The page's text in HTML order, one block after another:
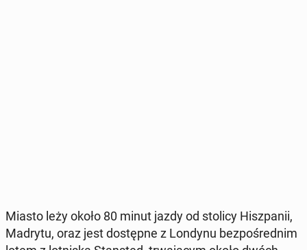
Miasto leży około 80 minut jazdy od stolicy Hisz­pa­nii,
Madrytu, oraz jest do­stęp­ne z Londynu bez­po­śred­nim